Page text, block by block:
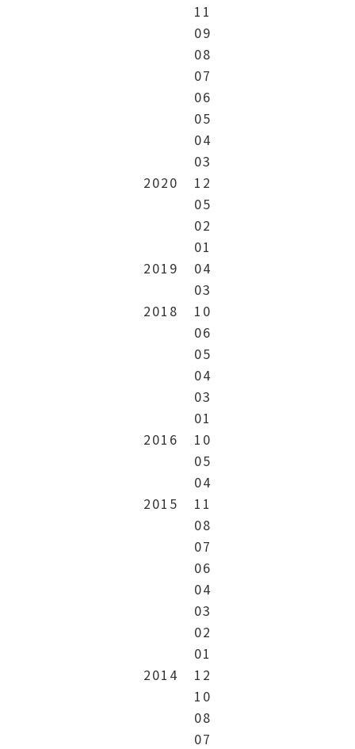
11
09
08
07
06
05
04
03
2020
12
05
02
01
2019
04
03
2018
10
06
05
04
03
01
2016
10
05
04
2015
11
08
07
06
04
03
02
01
2014
12
10
08
07